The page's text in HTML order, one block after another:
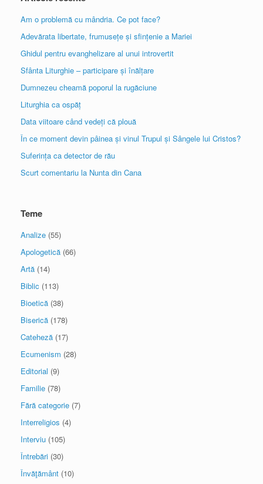
Am o problemă cu mândria. Ce pot face?
Adevărata libertate, frumusețe și sfințenie a Mariei
Ghidul pentru evanghelizare al unui introvertit
Sfânta Liturghie – participare și înălțare
Dumnezeu cheamă poporul la rugăciune
Liturghia ca ospăț
Data viitoare când vedeți că plouă
În ce moment devin pâinea și vinul Trupul și Sângele lui Cristos?
Suferința ca detector de rău
Scurt comentariu la Nunta din Cana
Teme
Analize (55)
Apologetică (66)
Artă (14)
Biblic (113)
Bioetică (38)
Biserică (178)
Cateheză (17)
Ecumenism (28)
Editorial (9)
Familie (78)
Fără categorie (7)
Interreligios (4)
Interviu (105)
Întrebări (30)
Învăţământ (10)